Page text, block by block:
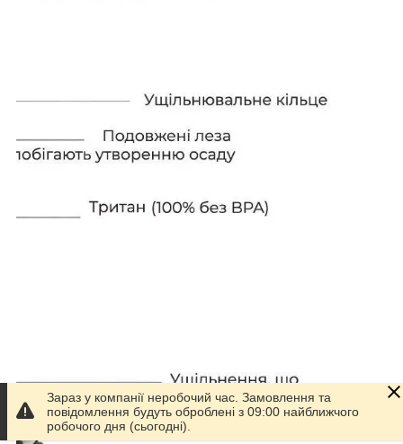
Зараз у компанії неробочий час. Замовлення та
повідомлення будуть оброблені з 09:00 найближчого
робочого дня (сьогодні).